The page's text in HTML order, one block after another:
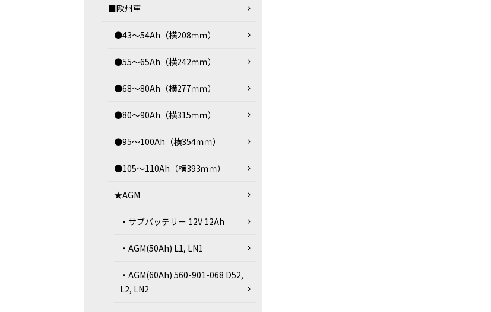
■欧州車
●43～54Ah（横208ｍｍ）
●55～65Ah（横242ｍｍ）
●68～80Ah（横277ｍｍ）
●80～90Ah（横315ｍｍ）
●95～100Ah（横354ｍｍ）
●105～110Ah（横393ｍｍ）
★AGM
・サブバッテリー 12V 12Ah
・AGM(50Ah) L1, LN1
・AGM(60Ah) 560-901-068 D52,
L2, LN2